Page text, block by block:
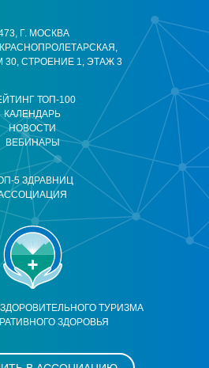
ТУРИЗМА
ЗДОРОВЬЯ
ТОП-100
КАЛЕНДАРЬ
НОВОСТИ
ВЕБИНАРЫ
5 ЗДРАВНИЦ
Г. МОСКВА
30, СТРОЕНИЕ 1, ЭТАЖ 3